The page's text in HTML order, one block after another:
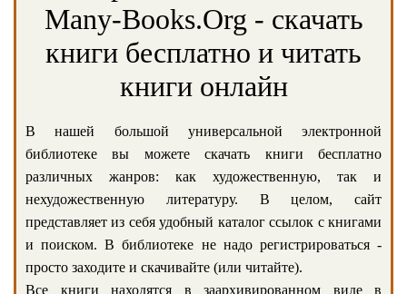
Many-Books.Org - скачать
книги бесплатно и читать
книги онлайн
В нашей большой универсальной электронной
библиотеке вы можете скачать книги бесплатно
различных жанров: как художественную, так и
нехудожественную литературу. В целом, сайт
представляет из себя удобный каталог ссылок с книгами
и поиском. В библиотеке не надо регистрироваться -
просто заходите и скачивайте (или читайте).
Все книги находятся в заархивированном виде в